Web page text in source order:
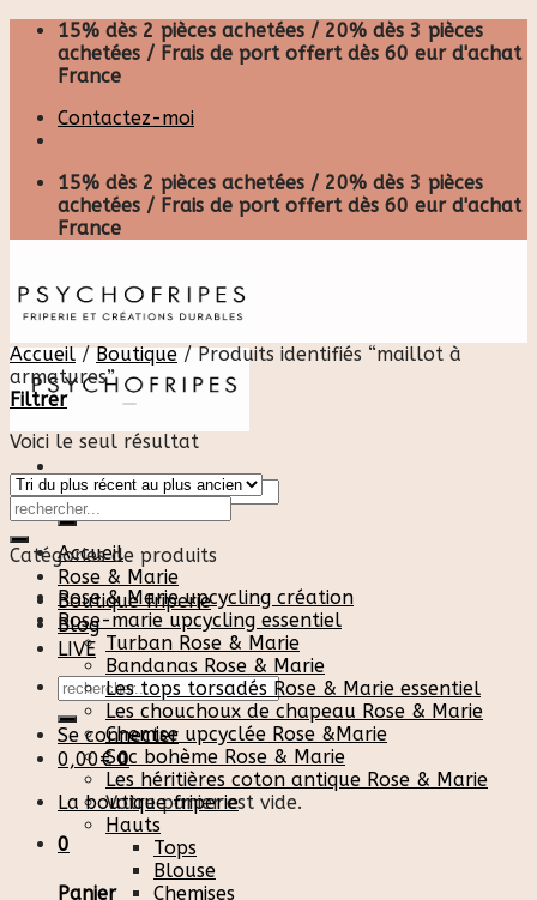
Skip
content
15% dès 2 pièces achetées / 20% dès 3 pièces
achetées / Frais de port offert dès 60 eur d'achat
France
Contactez-moi
15% dès 2 pièces achetées / 20% dès 3 pièces
achetées / Frais de port offert dès 60 eur d'achat
France
Recherche
pour :
Accueil
Rose & Marie
Boutique friperie
Blog
LIVE
Recherche
pour :
Se connecter
0,00€ 0
Votre panier est vide.
0
Panier
Accueil / Boutique /Produits identifiés “maillot à
armatures”
Filtrer
Voici le seul résultat
Catégories de produits
Rose & Marie upcycling création
Rose-marie upcycling essentiel
Turban Rose & Marie
Bandanas Rose & Marie
Les tops torsadés Rose & Marie essentiel
Les chouchoux de chapeau Rose & Marie
Chemise upcyclée Rose &Marie
Sac bohème Rose & Marie
Les héritières coton antique Rose & Marie
La boutique friperie
Hauts
Tops
Blouse
Chemises